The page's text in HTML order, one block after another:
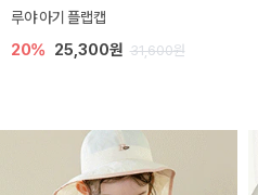
루야 아기 플랩캡
20% 25,300원 31,600원